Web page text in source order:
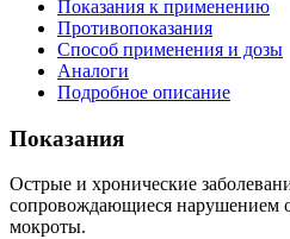
Показания к применению
Противопоказания
Способ применения и дозы
Аналоги
Подробное описание
Показания
Острые и хронические
сопровождающиеся нарушением
мокроты.